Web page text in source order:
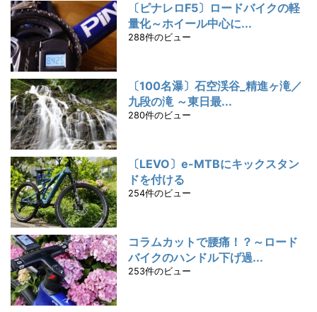
〔ピナレロF5〕ロードバイクの軽
量化～ホイール中心に...
288件のビュー
〔100名瀑〕石空渓谷_精進ヶ滝／
九段の滝 ～東日最...
280件のビュー
〔LEVO〕e-MTBにキックスタン
ドを付ける
254件のビュー
コラムカットで腰痛！？～ロード
バイクのハンドル下げ過...
253件のビュー